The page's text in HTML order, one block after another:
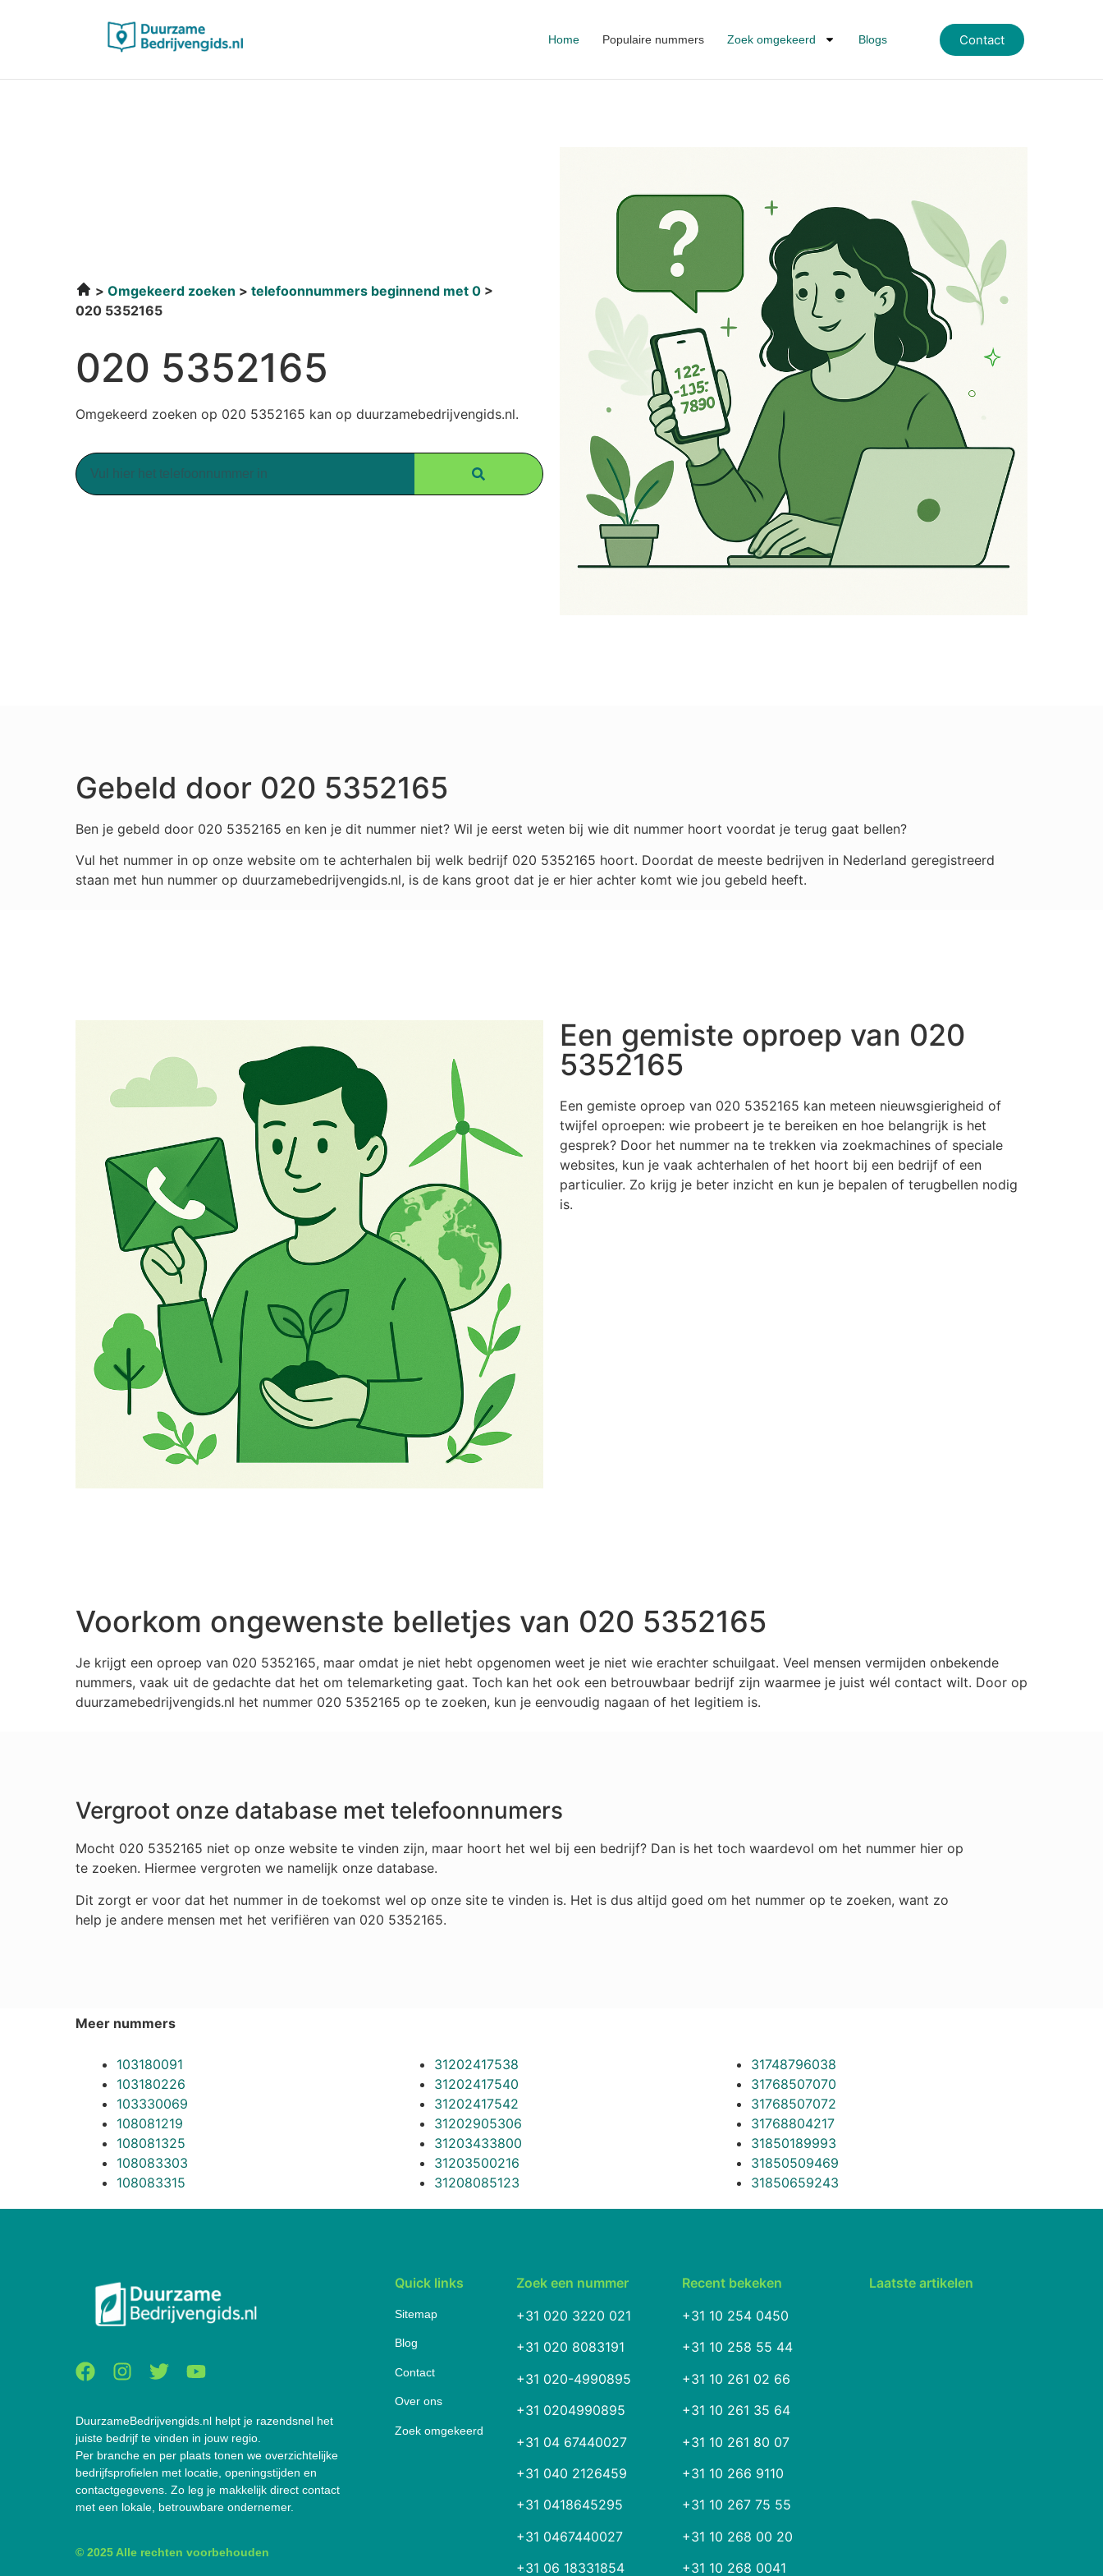
Home Populaire nummers Zoek omgekeerd Blogs Contact
Omgekeerd zoeken
telefoonnummers beginnend met 0
020 5352165
020 5352165
Omgekeerd zoeken op 020 5352165 kan op duurzamebedrijvengids.nl.
Gebeld door 020 5352165
Ben je gebeld door 020 5352165 en ken je dit nummer niet? Wil je eerst weten bij wie dit nummer hoort voordat je terug gaat bellen?
Vul het nummer in op onze website om te achterhalen bij welk bedrijf 020 5352165 hoort. Doordat de meeste bedrijven in Nederland geregistreerd
staan met hun nummer op duurzamebedrijvengids.nl, is de kans groot dat je er hier achter komt wie jou gebeld heeft.
Een gemiste oproep van 020
5352165
Een gemiste oproep van 020 5352165 kan meteen nieuwsgierigheid of
twijfel oproepen: wie probeert je te bereiken en hoe belangrijk is het
gesprek? Door het nummer na te trekken via zoekmachines of speciale
websites, kun je vaak achterhalen of het hoort bij een bedrijf of een
particulier. Zo krijg je beter inzicht en kun je bepalen of terugbellen nodig
is.
Voorkom ongewenste belletjes van 020 5352165
Je krijgt een oproep van 020 5352165, maar omdat je niet hebt opgenomen weet je niet wie erachter schuilgaat. Veel mensen vermijden onbekende
nummers, vaak uit de gedachte dat het om telemarketing gaat. Toch kan het ook een betrouwbaar bedrijf zijn waarmee je juist wél contact wilt. Door op
duurzamebedrijvengids.nl het nummer 020 5352165 op te zoeken, kun je eenvoudig nagaan of het legitiem is.
Vergroot onze database met telefoonnumers
Mocht 020 5352165 niet op onze website te vinden zijn, maar hoort het wel bij een bedrijf? Dan is het toch waardevol om het nummer hier op
te zoeken. Hiermee vergroten we namelijk onze database.
Dit zorgt er voor dat het nummer in de toekomst wel op onze site te vinden is. Het is dus altijd goed om het nummer op te zoeken, want zo
help je andere mensen met het verifiëren van 020 5352165.
Meer nummers
103180091
103180226
103330069
108081219
108081325
108083303
108083315
31202417538
31202417540
31202417542
31202905306
31203433800
31203500216
31208085123
31748796038
31768507070
31768507072
31768804217
31850189993
31850509469
31850659243
DuurzameBedrijvengids.nl helpt je razendsnel het
juiste bedrijf te vinden in jouw regio.
Per branche en per plaats tonen we overzichtelijke
bedrijfsprofielen met locatie, openingstijden en
contactgegevens. Zo leg je makkelijk direct contact
met een lokale, betrouwbare ondernemer.
© 2025 Alle rechten voorbehouden
Quick links
Sitemap
Blog
Contact
Over ons
Zoek omgekeerd
Zoek een nummer
+31 020 3220 021
+31 020 8083191
+31 020-4990895
+31 0204990895
+31 04 67440027
+31 040 2126459
+31 0418645295
+31 0467440027
+31 06 18331854
Recent bekeken
+31 10 254 0450
+31 10 258 55 44
+31 10 261 02 66
+31 10 261 35 64
+31 10 261 80 07
+31 10 266 9110
+31 10 267 75 55
+31 10 268 00 20
+31 10 268 0041
Laatste artikelen